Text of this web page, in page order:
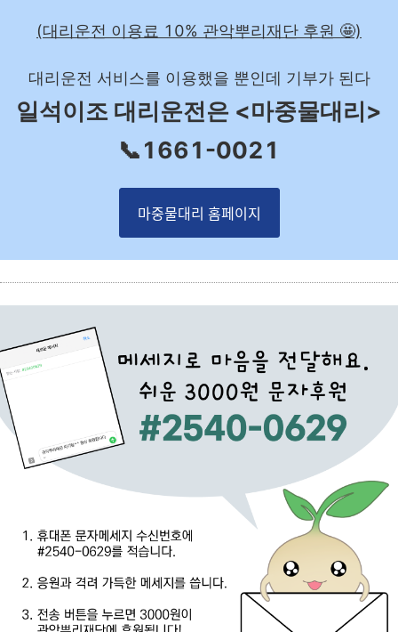
(대리운전 이용료 10% 관악뿌리재단 후원 🤩)
대리운전 서비스를 이용했을 뿐인데 기부가 된다
일석이조 대리운전은 <마중물대리>
📞1661-0021
마중물대리 홈페이지